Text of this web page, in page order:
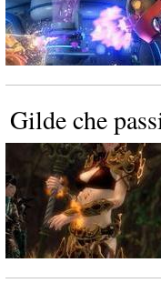
Gilde che